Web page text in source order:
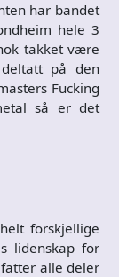
har bandet
hele 3
takket være
deltatt på den
Fucking
så er det
forskjellige
lidenskap for
alle deler